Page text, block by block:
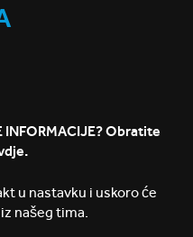
INFORMACIJE? Obratite
u nastavku i uskoro će
našeg tima.